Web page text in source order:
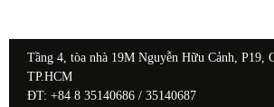
Tầng 4, tòa nhà 19M Nguyễn Hữu Cảnh, P19,
TP.HCM
ĐT: +84 8 35140686 / 35140687